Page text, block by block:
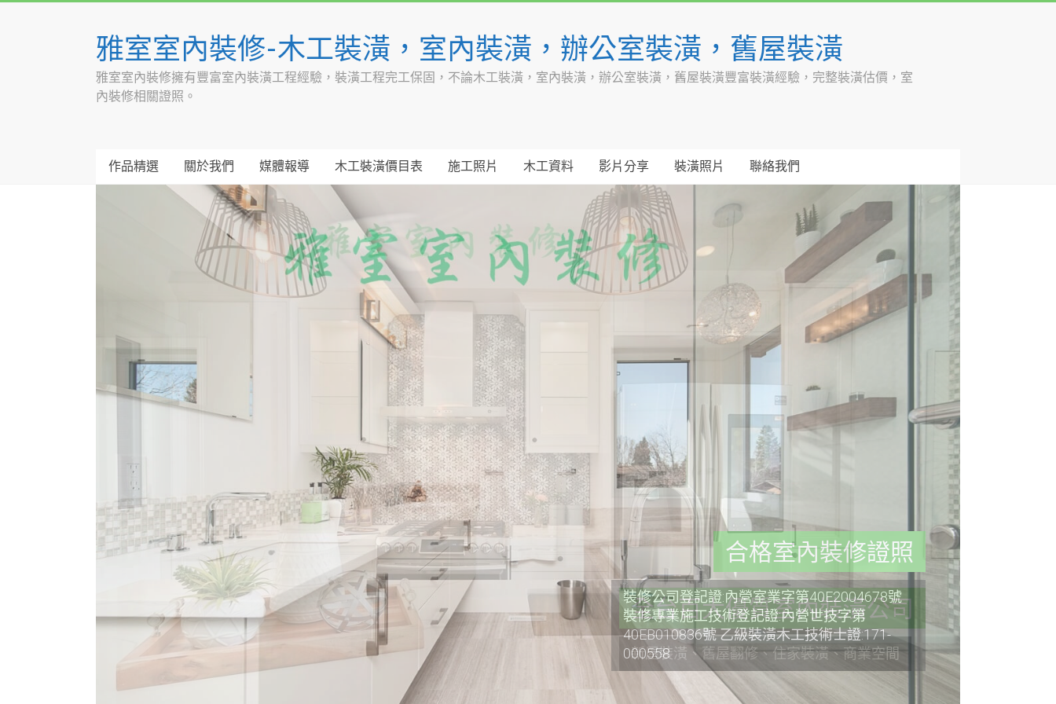
雅室室內裝修-木工裝潢，室內裝潢，辦公室裝潢，舊屋裝潢
雅室室內裝修擁有豐富室內裝潢工程經驗，裝潢工程完工保固，不論木工裝潢，室內裝潢，辦公室裝潢，舊屋裝潢豐富裝潢經驗，完整裝潢估價，室
內裝修相關證照。
作品精選 關於我們 媒體報導 木工裝潢價目表 施工照片 木工資料 影片分享 裝潢照片 聯絡我們
合格室內裝修證照
裝修公司登記證:內營室業字第40E2004678號
裝修專業施工技術登記證:內營世技字第
40EB010836號 乙級裝潢木工技術士證:171-
000558